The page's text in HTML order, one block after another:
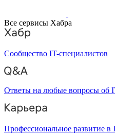
Все сервисы Хабра
Сообщество IT-специалистов
Ответы на любые вопросы об
Профессиональное развитие в